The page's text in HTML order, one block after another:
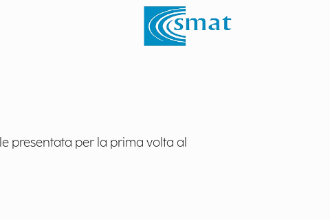
presentata per la prima volta al